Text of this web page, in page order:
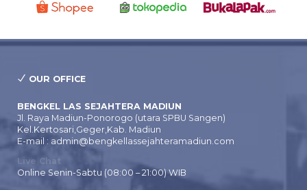
OUR OFFICE
BENGKEL LAS SEJAHTERA MADIUN
Jl. Raya Madiun-Ponorogo (utara SPBU Sangen)
Kel.Kertosari,Geger,Kab. Madiun
E-mail : admin@bengkellassejahteramadiun.com
Live Chat
Online Senin-Sabtu (08:00 – 21:00) WIB